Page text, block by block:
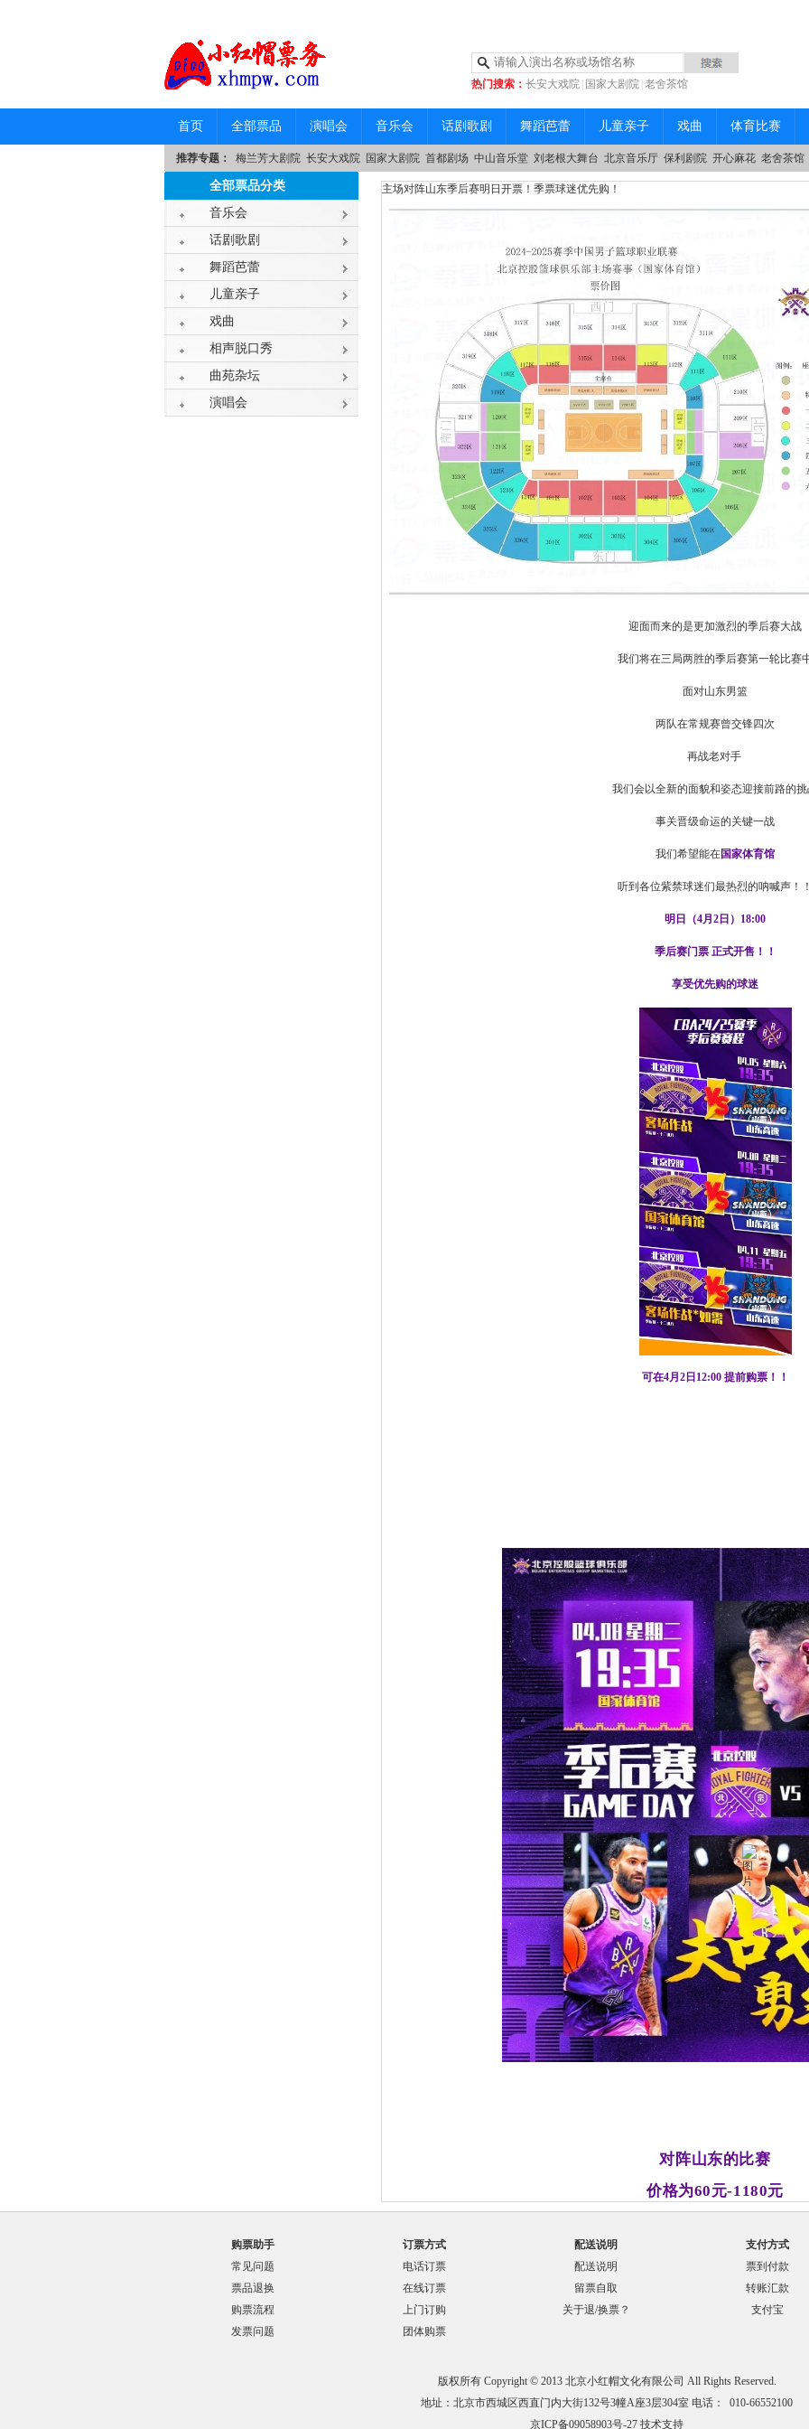
热门搜索： 长安大戏院 国家大剧院 老舍茶馆
|中山音乐堂
首页 全部票品 演唱会 音乐会 话剧歌剧 舞蹈芭蕾 儿童亲子 戏曲 体育比赛
推荐专题： 梅兰芳大剧院 长安大戏院 国家大剧院 首都剧场 中山音乐堂 刘老根大舞台 北京音乐厅 保利剧院 开心麻花 老舍茶馆
全部票品分类
音乐会
话剧歌剧
舞蹈芭蕾
儿童亲子
戏曲
相声脱口秀
曲苑杂坛
演唱会
主场对阵山东季后赛明日开票！季票球迷优先购！
迎面而来的是更加激烈的季后赛大战
我们将在三局两胜的季后赛第一轮比赛
面对山东男篮
两队在常规赛曾交锋四次
再战老对手
我们会以全新的面貌和姿态迎接前路的
事关晋级命运的关键一战
我们希望能在国家体育馆
听到各位紫禁球迷们最热烈的呐喊声！
明日（4月2日）18:00
季后赛门票 正式开售！！
享受优先购的球迷
可在4月2日12:00 提前购票！！
4月8日（周二）19:35
北京控股vs山东高速
比赛地点
国家体育馆
票务图
对阵山东的比赛
价格为60元-1180元
购票助手
常见问题
票品退换
购票流程
发票问题
订票方式
电话订票
在线订票
上门订购
团体购票
配送说明
配送说明
留票自取
关于退/换票？
支付方式
票到付款
转账汇款
支付宝
版权所有 Copyright © 2013 北京小红帽文化有限公司 All Rights Reserved.
地址：北京市西城区西直门内大街132号3幢A座3层304室 电话： 010-66552100
京ICP备09058903号-27 技术支持